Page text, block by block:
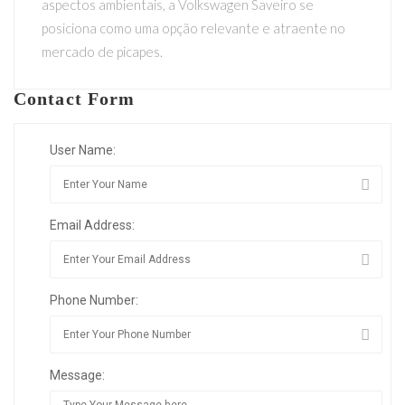
aspectos ambientais, a Volkswagen Saveiro se
posiciona como uma opção relevante e atraente no
mercado de picapes.
Contact Form
User Name:
Email Address:
Phone Number:
Message: